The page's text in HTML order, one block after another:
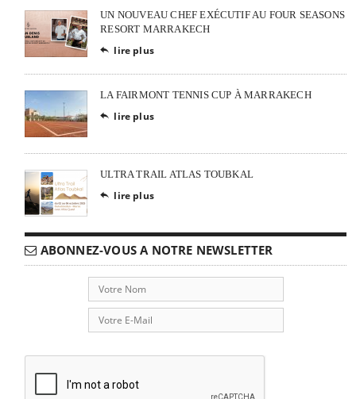
UN NOUVEAU CHEF EXÉCUTIF AU FOUR SEASONS
RESORT MARRAKECH
 lire plus
LA FAIRMONT TENNIS CUP À MARRAKECH
 lire plus
ULTRA TRAIL ATLAS TOUBKAL
 lire plus
ABONNEZ-VOUS A NOTRE NEWSLETTER